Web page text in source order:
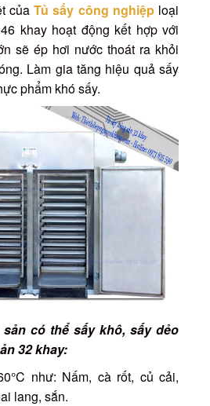
củaTủ sấy công nghiệploại
khay hoạt động kết hợp với
sẽ ép hơi nước thoát ra khỏi
Làm gia tăng hiệu quả sấy
phẩm khó sấy.
có thể sấy khô, sấy dẻo
32 khay:
như: Nấm, cà rốt, củ cải,
lang, sắn.